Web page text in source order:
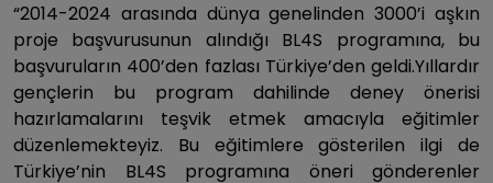
“2014-2024 arasında dünya genelinden 3000’i aşkın
proje başvurusunun alındığı BL4S programına, bu
başvuruların 400’den fazlası Türkiye’den geldi.Yıllardır
gençlerin bu program dahilinde deney önerisi
hazırlamalarını teşvik etmek amacıyla eğitimler
düzenlemekteyiz. Bu eğitimlere gösterilen ilgi de
Türkiye’nin BL4S programına öneri gönderenler